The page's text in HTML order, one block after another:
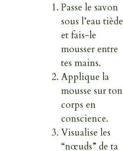
Passe le savon
sous l’eau tiède
et fais-le
mousser entre
tes mains.
Applique la
mousse sur ton
corps en
conscience.
Visualise les
“nœuds” de ta